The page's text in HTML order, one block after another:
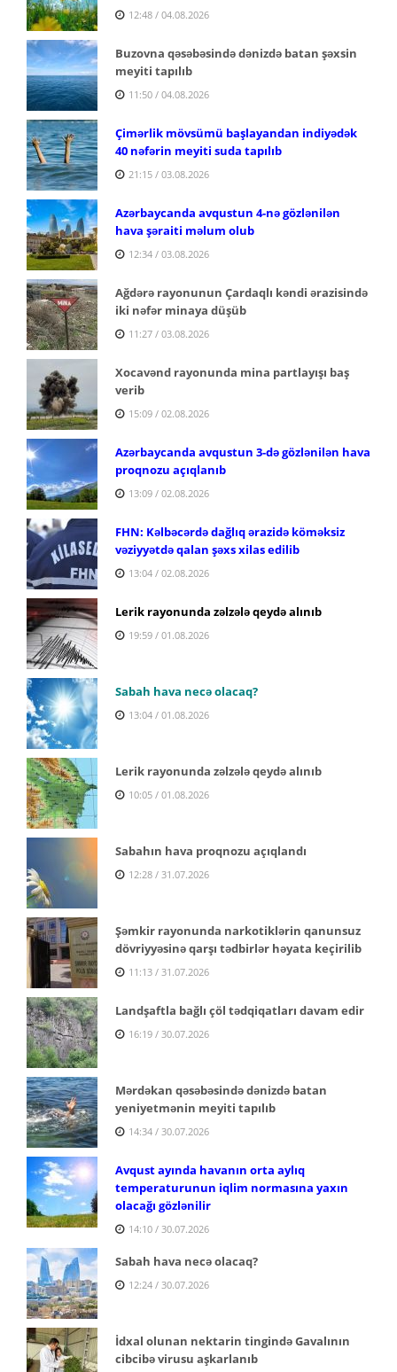
12:48 / 04.08.2026
Buzovna qəsəbəsində dənizdə batan şəxsin
meyiti tapılıb
11:50 / 04.08.2026
Çimərlik mövsümü başlayandan indiyədək
40 nəfərin meyiti suda tapılıb
21:15 / 03.08.2026
Azərbaycanda avqustun 4-nə gözlənilən
hava şəraiti məlum olub
12:34 / 03.08.2026
Ağdərə rayonunun Çardaqlı kəndi ərazisində
iki nəfər minaya düşüb
11:27 / 03.08.2026
Xocavənd rayonunda mina partlayışı baş
verib
15:09 / 02.08.2026
Azərbaycanda avqustun 3-də gözlənilən hava
proqnozu açıqlanıb
13:09 / 02.08.2026
FHN: Kəlbəcərdə dağlıq ərazidə köməksiz
vəziyyətdə qalan şəxs xilas edilib
13:04 / 02.08.2026
Lerik rayonunda zəlzələ qeydə alınıb
19:59 / 01.08.2026
Sabah hava necə olacaq?
13:04 / 01.08.2026
Lerik rayonunda zəlzələ qeydə alınıb
10:05 / 01.08.2026
Sabahın hava proqnozu açıqlandı
12:28 / 31.07.2026
Şəmkir rayonunda narkotiklərin qanunsuz
dövriyyəsinə qarşı tədbirlər həyata keçirilib
11:13 / 31.07.2026
Landşaftla bağlı çöl tədqiqatları davam edir
16:19 / 30.07.2026
Mərdəkan qəsəbəsində dənizdə batan
yeniyetmənin meyiti tapılıb
14:34 / 30.07.2026
Avqust ayında havanın orta aylıq
temperaturunun iqlim normasına yaxın
olacağı gözlənilir
14:10 / 30.07.2026
Sabah hava necə olacaq?
12:24 / 30.07.2026
İdxal olunan nektarin tingində Gavalının
cibcibə virusu aşkarlanıb